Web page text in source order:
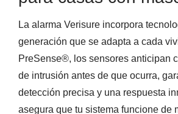
La alarma Verisure incorpora
generación que se adapta a cada
PreSense®, los sensores anticipan
de intrusión antes de que ocurra,
detección precisa y una respuesta
asegura que tu sistema funcione de